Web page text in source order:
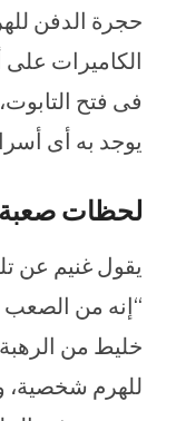
حجرة الدفن
الكاميرات على
فى فتح التابوت،
يوجد به أى
لحظات صعبة
يقول غنيم عن
“إنه من
خليط من
للهرم شخصية،